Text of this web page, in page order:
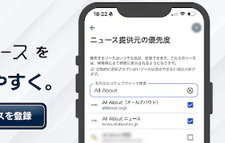
スーパーDEAL】と記載があるプ
元対象です
対象のホテル・プランを見る